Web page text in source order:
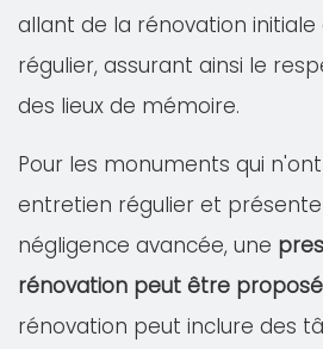
allant de la rénovation
régulier, assurant ainsi le
des lieux de mémoire.
Pour les monuments qui
entretien régulier et
négligence avancée, une
rénovation peut être
rénovation peut inclure des